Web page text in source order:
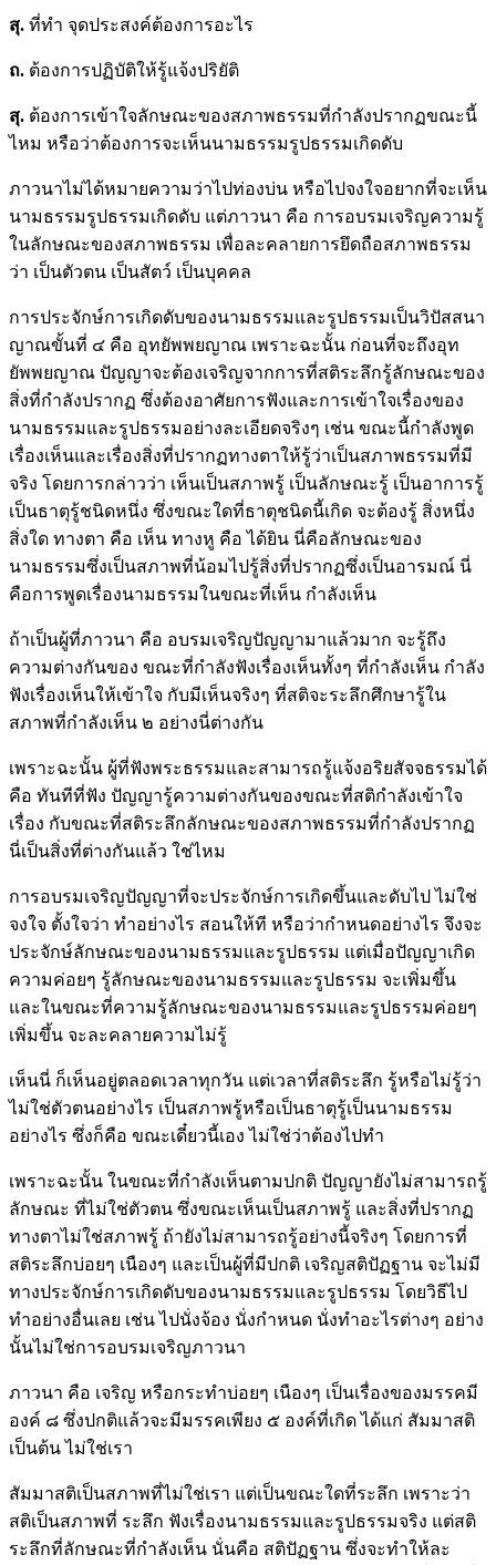
สุ. ที่ทำ จุดประสงค์ต้องการอะไร
ถ. ต้องการปฏิบัติให้รู้แจ้งปริยัติ
สุ. ต้องการเข้าใจลักษณะของสภาพธรรมที่กำลังปรากฏขณะนี้
ไหม หรือว่าต้องการจะเห็นนามธรรมรูปธรรมเกิดดับ
ภาวนาไม่ได้หมายความว่าไปท่องบ่น หรือไปจงใจอยากที่จะเห็น
นามธรรมรูปธรรมเกิดดับ แต่ภาวนา คือ การอบรมเจริญความรู้
ในลักษณะของสภาพธรรม เพื่อละคลายการยึดถือสภาพธรรม
ว่า เป็นตัวตน เป็นสัตว์ เป็นบุคคล
การประจักษ์การเกิดดับของนามธรรมและรูปธรรมเป็นวิปัสสนา
ญาณขั้นที่ ๔ คือ อุทยัพพยญาณ เพราะฉะนั้น ก่อนที่จะถึงอุท
ยัพพยญาณ ปัญญาจะต้องเจริญจากการที่สติระลึกรู้ลักษณะของ
สิ่งที่กำลังปรากฏ ซึ่งต้องอาศัยการฟังและการเข้าใจเรื่องของ
นามธรรมและรูปธรรมอย่างละเอียดจริงๆ เช่น ขณะนี้กำลังพูด
เรื่องเห็นและเรื่องสิ่งที่ปรากฏทางตาให้รู้ว่าเป็นสภาพธรรมที่มี
จริง โดยการกล่าวว่า เห็นเป็นสภาพรู้ เป็นลักษณะรู้ เป็นอาการรู้
เป็นธาตุรู้ชนิดหนึ่ง ซึ่งขณะใดที่ธาตุชนิดนี้เกิด จะต้องรู้ สิ่งหนึ่ง
สิ่งใด ทางตา คือ เห็น ทางหู คือ ได้ยิน นี่คือลักษณะของ
นามธรรมซึ่งเป็นสภาพที่น้อมไปรู้สิ่งที่ปรากฏซึ่งเป็นอารมณ์ นี่
คือการพูดเรื่องนามธรรมในขณะที่เห็น กำลังเห็น
ถ้าเป็นผู้ที่ภาวนา คือ อบรมเจริญปัญญามาแล้วมาก จะรู้ถึง
ความต่างกันของ ขณะที่กำลังฟังเรื่องเห็นทั้งๆ ที่กำลังเห็น กำลัง
ฟังเรื่องเห็นให้เข้าใจ กับมีเห็นจริงๆ ที่สติจะระลึกศึกษารู้ใน
สภาพที่กำลังเห็น ๒ อย่างนี่ต่างกัน
เพราะฉะนั้น ผู้ที่ฟังพระธรรมและสามารถรู้แจ้งอริยสัจจธรรมได้
คือ ทันทีที่ฟัง ปัญญารู้ความต่างกันของขณะที่สติกำลังเข้าใจ
เรื่อง กับขณะที่สติระลึกลักษณะของสภาพธรรมที่กำลังปรากฏ
นี่เป็นสิ่งที่ต่างกันแล้ว ใช่ไหม
การอบรมเจริญปัญญาที่จะประจักษ์การเกิดขึ้นและดับไป ไม่ใช่
จงใจ ตั้งใจว่า ทำอย่างไร สอนให้ที หรือว่ากำหนดอย่างไร จึงจะ
ประจักษ์ลักษณะของนามธรรมและรูปธรรม แต่เมื่อปัญญาเกิด
ความค่อยๆ รู้ลักษณะของนามธรรมและรูปธรรม จะเพิ่มขึ้น
และในขณะที่ความรู้ลักษณะของนามธรรมและรูปธรรมค่อยๆ
เพิ่มขึ้น จะละคลายความไม่รู้
เห็นนี่ ก็เห็นอยู่ตลอดเวลาทุกวัน แต่เวลาที่สติระลึก รู้หรือไม่รู้ว่า
ไม่ใช่ตัวตนอย่างไร เป็นสภาพรู้หรือเป็นธาตุรู้เป็นนามธรรม
อย่างไร ซึ่งก็คือ ขณะเดี๋ยวนี้เอง ไม่ใช่ว่าต้องไปทำ
เพราะฉะนั้น ในขณะที่กำลังเห็นตามปกติ ปัญญายังไม่สามารถรู้
ลักษณะ ที่ไม่ใช่ตัวตน ซึ่งขณะเห็นเป็นสภาพรู้ และสิ่งที่ปรากฏ
ทางตาไม่ใช่สภาพรู้ ถ้ายังไม่สามารถรู้อย่างนี้จริงๆ โดยการที่
สติระลึกบ่อยๆ เนืองๆ และเป็นผู้ที่มีปกติ เจริญสติปัฏฐาน จะไม่มี
ทางประจักษ์การเกิดดับของนามธรรมและรูปธรรม โดยวิธีไป
ทำอย่างอื่นเลย เช่น ไปนั่งจ้อง นั่งกำหนด นั่งทำอะไรต่างๆ อย่าง
นั้นไม่ใช่การอบรมเจริญภาวนา
ภาวนา คือ เจริญ หรือกระทำบ่อยๆ เนืองๆ เป็นเรื่องของมรรคมี
องค์ ๘ ซึ่งปกติแล้วจะมีมรรคเพียง ๕ องค์ที่เกิด ได้แก่ สัมมาสติ
เป็นต้น ไม่ใช่เรา
สัมมาสติเป็นสภาพที่ไม่ใช่เรา แต่เป็นขณะใดที่ระลึก เพราะว่า
สติเป็นสภาพที่ ระลึก ฟังเรื่องนามธรรมและรูปธรรมจริง แต่สติ
ระลึกที่ลักษณะที่กำลังเห็น นั่นคือ สติปัฏฐาน ซึ่งจะทำให้ละ